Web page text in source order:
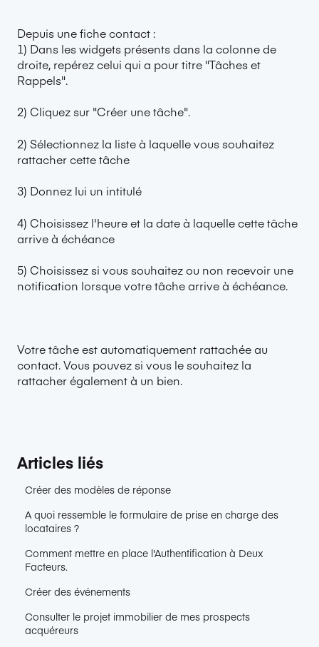
Depuis une fiche contact :
1) Dans les widgets présents dans la colonne de
droite, repérez celui qui a pour titre "Tâches et
Rappels".
2) Cliquez sur "Créer une tâche".
2) Sélectionnez la liste à laquelle vous souhaitez
rattacher cette tâche
3) Donnez lui un intitulé
4) Choisissez l'heure et la date à laquelle cette tâche
arrive à échéance
5) Choisissez si vous souhaitez ou non recevoir une
notification lorsque votre tâche arrive à échéance.
Votre tâche est automatiquement rattachée au
contact. Vous pouvez si vous le souhaitez la
rattacher également à un bien.
Articles liés
Créer des modèles de réponse
A quoi ressemble le formulaire de prise en charge des
locataires ?
Comment mettre en place l'Authentification à Deux
Facteurs.
Créer des événements
Consulter le projet immobilier de mes prospects
acquéreurs